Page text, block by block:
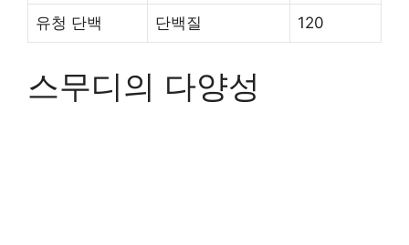
유청 단백 단백질 120
스무디의 다양성